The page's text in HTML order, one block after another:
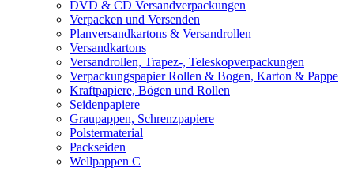
DVD & CD Versandverpackungen
Verpacken und Versenden
Planversandkartons & Versandrollen
Versandkartons
Versandrollen, Trapez-, Teleskopverpackungen
Verpackungspapier Rollen & Bogen, Karton & Pappe
Kraftpapiere, Bögen und Rollen
Seidenpapiere
Graupappen, Schrenzpapiere
Polstermaterial
Packseiden
Wellpappen C